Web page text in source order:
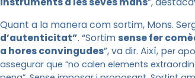
Quant a la manera com sortim, Mons.
d’autenticitat”. “Sortim sense fer
a hores convingudes”, va dir. Així, per
assegurar que “no calen elements